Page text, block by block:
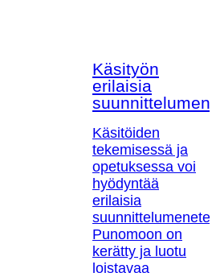
Käsityön
erilaisia
Käsitöiden
tekemisessä ja
opetuksessa voi
hyödyntää
erilaisia
Punomoon on
kerätty ja luotu
loistavaa